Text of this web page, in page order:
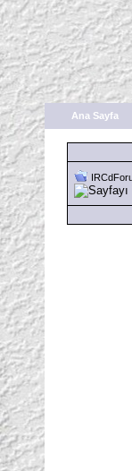
Ana Sayfa